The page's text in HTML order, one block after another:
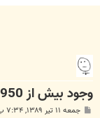
وجود بیش از 950 هزار کودک متاهل در کشور
جمعه ۱۱ تیر ۱۳۸۹, ۷:۳۴ ب.ظ